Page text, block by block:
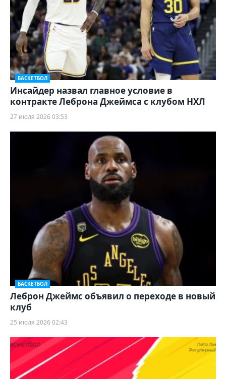
БАСКЕТБОЛ
Инсайдер назвал главное условие в
контракте Леброна Джеймса с клубом НХЛ
27 июля 2026 03:53
БАСКЕТБОЛ
Леброн Джеймс объявил о переходе в новый
клуб
25 июля 2026 02:43